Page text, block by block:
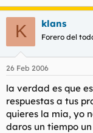
K klans
Forero del
26 Feb 2006
la verdad es que
respuestas a tus
quieres la mia, yo
daros un tiempo